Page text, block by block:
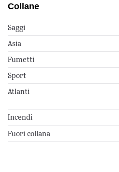
Collane
Saggi
Asia
Fumetti
Sport
Atlanti
Incendi
Fuori collana